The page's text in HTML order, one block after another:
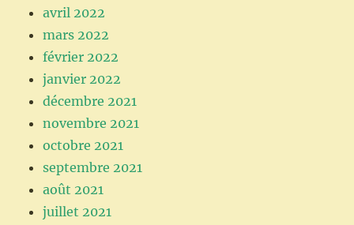
avril 2022
mars 2022
février 2022
janvier 2022
décembre 2021
novembre 2021
octobre 2021
septembre 2021
août 2021
juillet 2021